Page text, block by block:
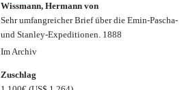
Wissmann, Hermann von
Sehr umfangreicher Brief über die Emin-Pascha-
und Stanley-Expeditionen. 1888
Im Archiv
Zuschlag